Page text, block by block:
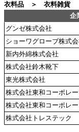
衣料品 ＞ 衣料雑貨
企
グンゼ株式会社
ショーワグローブ株式
新内外綿株式会社
株式会社鈴木靴下
東光株式会社
株式会社東和コーポレ
株式会社東和コーポレ
株式会社トレステック